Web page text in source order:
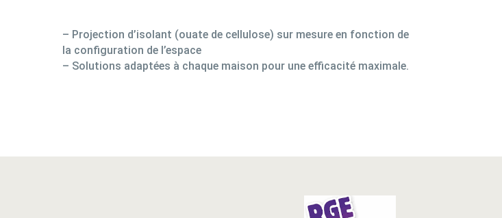
– Projection d’isolant (ouate de cellulose) sur mesure en fonction de
la configuration de l’espace
– Solutions adaptées à chaque maison pour une efficacité maximale.